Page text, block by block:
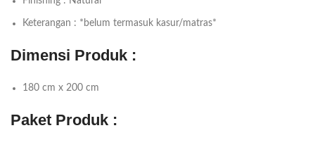
Keterangan : *belum termasuk kasur/matras*
Dimensi Produk :
180 cm x 200 cm
Paket Produk :